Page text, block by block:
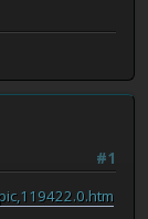
#1